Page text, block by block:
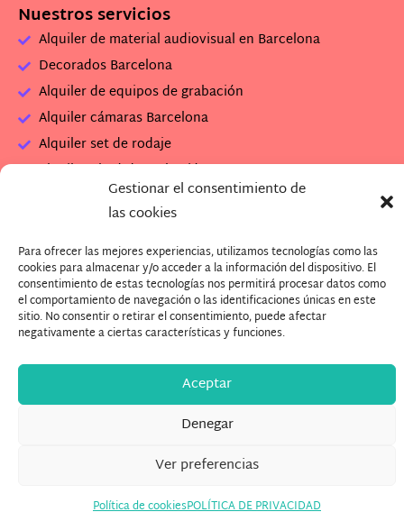
Gestionar el consentimiento de
las cookies
Para ofrecer las mejores experiencias, utilizamos tecnologías como las
cookies para almacenar y/o acceder a la información del dispositivo. El
consentimiento de estas tecnologías nos permitirá procesar datos como
el comportamiento de navegación o las identificaciones únicas en este
sitio. No consentir o retirar el consentimiento, puede afectar
negativamente a ciertas características y funciones.
Aceptar
Denegar
Ver preferencias
Política de cookiesPOLÍTICA DE PRIVACIDAD
Nuestros servicios
Alquiler de material audiovisual en Barcelona
Decorados Barcelona
Alquiler de equipos de grabación
Alquiler cámaras Barcelona
Alquiler set de rodaje
Alquiler plató de grabación
Descarga Dossier Banzai
¿Quieres trabajar con nosotros?